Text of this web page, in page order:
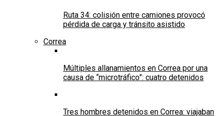
Ruta 34: colisión entre camiones provocó
pérdida de carga y tránsito asistido
Correa
Múltiples allanamientos en Correa por una
causa de “microtráfico”: cuatro detenidos
Tres hombres detenidos en Correa: viajaban